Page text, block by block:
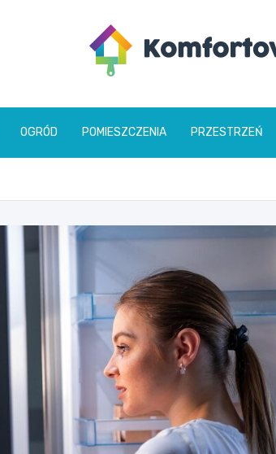
OGRÓD POMIESZCZENIA PRZESTRZEŃ